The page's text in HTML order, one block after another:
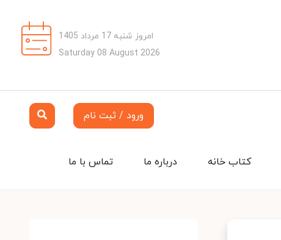
امروز شنبه 17 مرداد 1405
Saturday 08 August 2026
ورود / ثبت نام
تماس با ما درباره ما کتاب خانه